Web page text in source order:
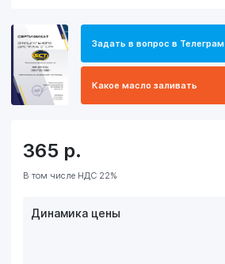
Задать в вопрос в Телеграм
Какое масло заливать
365 р.
В том числе НДС 22%
Динамика цены